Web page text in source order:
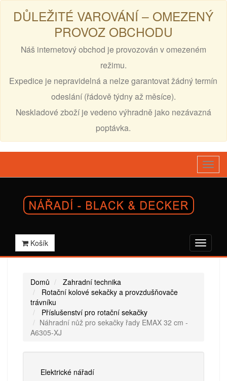
DŮLEŽITÉ VAROVÁNÍ – OMEZENÝ
PROVOZ OBCHODU
Náš internetový obchod je provozován v omezeném
režimu.
Expedice je nepravidelná a nelze garantovat žádný termín
odeslání (řádově týdny až měsíce).
Neskladové zboží je vedeno výhradně jako nezávazná
poptávka.
Košík
Domů
Zahradní technika
Rotační kolové sekačky a provzdušňovače
trávníku
Příslušenství pro rotační sekačky
Náhradní nůž pro sekačky řady EMAX 32 cm -
A6305-XJ
Elektrické nářadí